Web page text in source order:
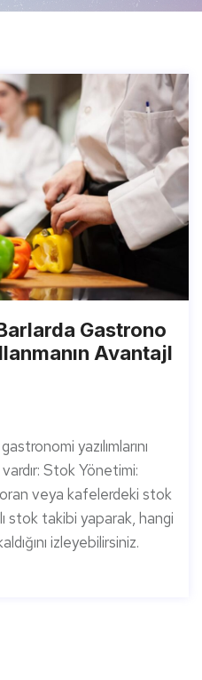
Gastrono
Avantajl
yazılımlarını
Stok Yönetimi:
veya kafelerdeki stok
stok takibi yaparak, hangi
izleyebilirsiniz.